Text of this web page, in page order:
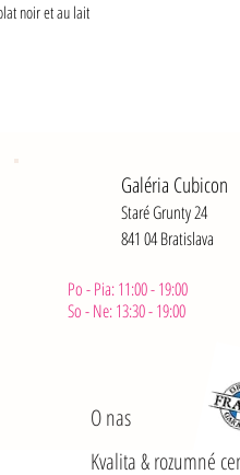
noir et au lait
Galéria Cubicon
Staré Grunty 24
841 04 Bratislava
Po - Pia: 11:00 - 19:00
So - Ne: 13:30 - 19:00
O nas
Kvalita & rozumné